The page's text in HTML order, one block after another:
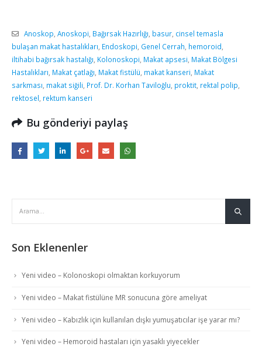
Anoskop Anoskopi Bağırsak Hazırlığı basur, cinsel temasla
bulaşan makat hastalıkları Endoskopi Genel Cerrah hemoroid
iltihabi bağırsak hastalığı Kolonoskopi Makat apsesi Makat Bölgesi
Hastalıkları Makat çatlağı Makat fistülü makat kanseri Makat
sarkması makat siğili Prof. Dr. Korhan Taviloğlu proktit rektal polip
rektosel rektum kanseri
Bu gönderiyi paylaş
Son Eklenenler
Yeni video – Kolonoskopi olmaktan korkuyorum
Yeni video – Makat fistülüne MR sonucuna göre ameliyat
Yeni video – Kabızlık için kullanılan dışkı yumuşatıcılar işe yarar mı?
Yeni video – Hemoroid hastaları için yasaklı yiyecekler